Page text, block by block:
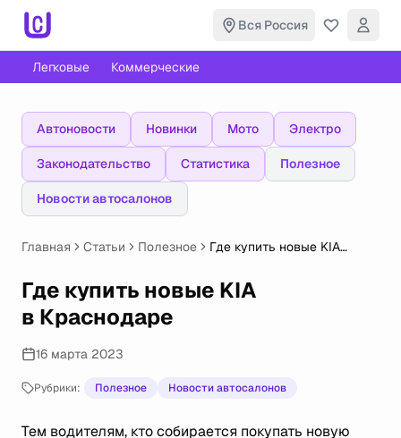
Вся Россия
Легковые Коммерческие
Автоновости Новинки Мото Электро
Законодательство Статистика Полезное
Новости автосалонов
Главная Статьи Полезное
Где купить новые KIA
Где купить новые KIA
в Краснодаре
16 марта 2023
Рубрики: Полезное Новости автосалонов
Тем водителям, кто собирается покупать новую